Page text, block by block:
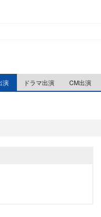
演 ドラマ出演 CM出演